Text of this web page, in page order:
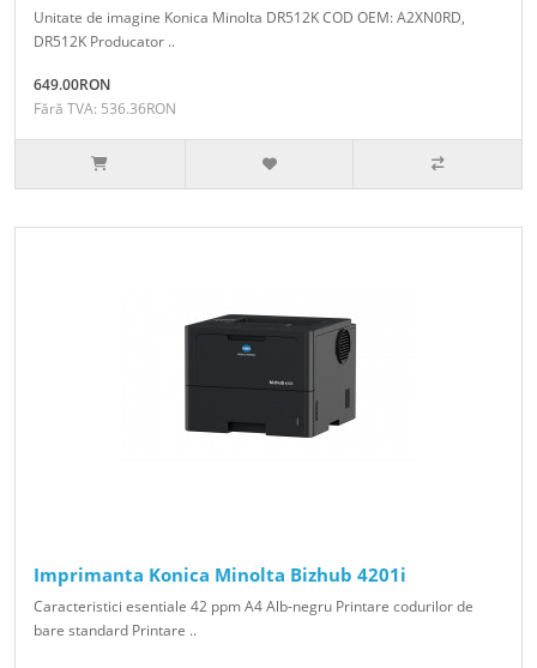
Unitate de imagine Konica Minolta DR512K COD OEM: A2XN0RD,
DR512K Producator ..
649.00RON
Fără TVA: 536.36RON
Imprimanta Konica Minolta Bizhub 4201i
Caracteristici esentiale 42 ppm A4 Alb-negru Printare codurilor de
bare standard Printare ..